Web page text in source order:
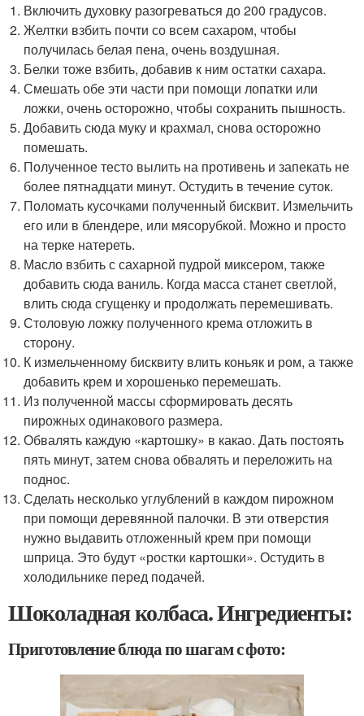
Включить духовку разогреваться до 200 градусов.
Желтки взбить почти со всем сахаром, чтобы
получилась белая пена, очень воздушная.
Белки тоже взбить, добавив к ним остатки сахара.
Смешать обе эти части при помощи лопатки или
ложки, очень осторожно, чтобы сохранить пышность.
Добавить сюда муку и крахмал, снова осторожно
помешать.
Полученное тесто вылить на противень и запекать не
более пятнадцати минут. Остудить в течение суток.
Поломать кусочками полученный бисквит. Измельчить
его или в блендере, или мясорубкой. Можно и просто
на терке натереть.
Масло взбить с сахарной пудрой миксером, также
добавить сюда ваниль. Когда масса станет светлой,
влить сюда сгущенку и продолжать перемешивать.
Столовую ложку полученного крема отложить в
сторону.
К измельченному бисквиту влить коньяк и ром, а также
добавить крем и хорошенько перемешать.
Из полученной массы сформировать десять
пирожных одинакового размера.
Обвалять каждую «картошку» в какао. Дать постоять
пять минут, затем снова обвалять и переложить на
поднос.
Сделать несколько углублений в каждом пирожном
при помощи деревянной палочки. В эти отверстия
нужно выдавить отложенный крем при помощи
шприца. Это будут «ростки картошки». Остудить в
холодильнике перед подачей.
Шоколадная колбаса. Ингредиенты:
Приготовление блюда по шагам с фото: